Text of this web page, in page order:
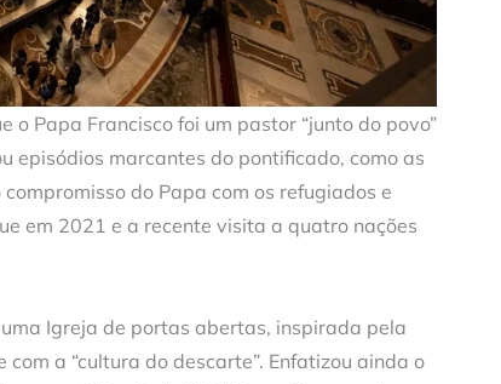
Papa Francisco foi um pastor “junto do povo”
episódios marcantes do pontificado, como as
do Papa com os refugiados e
em 2021 e a recente visita a quatro nações
Igreja de portas abertas, inspirada pela
a “cultura do descarte”. Enfatizou ainda o